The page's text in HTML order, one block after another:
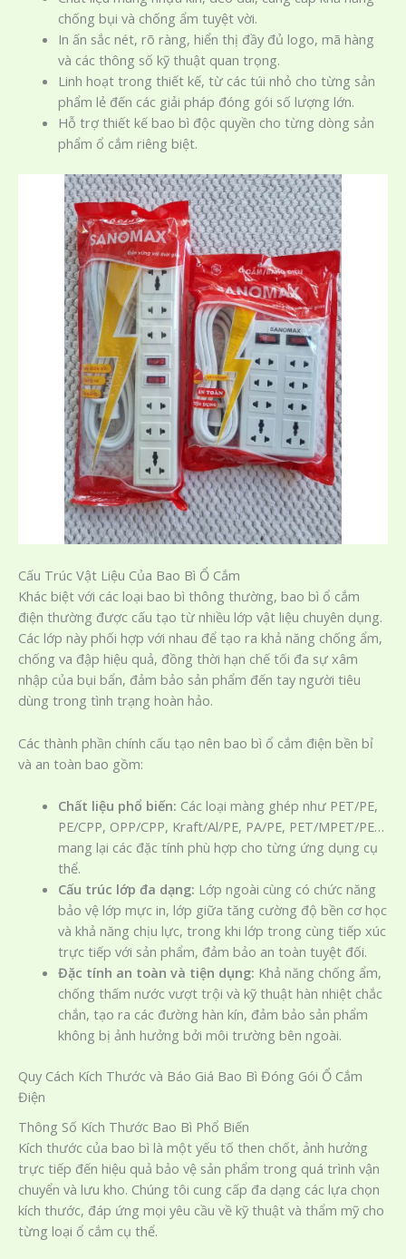
chống bụi và chống ẩm tuyệt vời.
In ấn sắc nét, rõ ràng, hiển thị đầy đủ logo, mã hàng
và các thông số kỹ thuật quan trọng.
Linh hoạt trong thiết kế, từ các túi nhỏ cho từng sản
phẩm lẻ đến các giải pháp đóng gói số lượng lớn.
Hỗ trợ thiết kế bao bì độc quyền cho từng dòng sản
phẩm ổ cắm riêng biệt.
Cấu Trúc Vật Liệu Của Bao Bì Ổ Cắm
Khác biệt với các loại bao bì thông thường, bao bì ổ cắm
điện thường được cấu tạo từ nhiều lớp vật liệu chuyên dụng.
Các lớp này phối hợp với nhau để tạo ra khả năng chống ẩm,
chống va đập hiệu quả, đồng thời hạn chế tối đa sự xâm
nhập của bụi bẩn, đảm bảo sản phẩm đến tay người tiêu
dùng trong tình trạng hoàn hảo.
Các thành phần chính cấu tạo nên bao bì ổ cắm điện bền bỉ
và an toàn bao gồm:
Chất liệu phổ biến: Các loại màng ghép như PET/PE,
PE/CPP, OPP/CPP, Kraft/Al/PE, PA/PE, PET/MPET/PE…
mang lại các đặc tính phù hợp cho từng ứng dụng cụ
thể.
Cấu trúc lớp đa dạng: Lớp ngoài cùng có chức năng
bảo vệ lớp mực in, lớp giữa tăng cường độ bền cơ học
và khả năng chịu lực, trong khi lớp trong cùng tiếp xúc
trực tiếp với sản phẩm, đảm bảo an toàn tuyệt đối.
Đặc tính an toàn và tiện dụng: Khả năng chống ẩm,
chống thấm nước vượt trội và kỹ thuật hàn nhiệt chắc
chắn, tạo ra các đường hàn kín, đảm bảo sản phẩm
không bị ảnh hưởng bởi môi trường bên ngoài.
Quy Cách Kích Thước và Báo Giá Bao Bì Đóng Gói Ổ Cắm
Điện
Thông Số Kích Thước Bao Bì Phổ Biến
Kích thước của bao bì là một yếu tố then chốt, ảnh hưởng
trực tiếp đến hiệu quả bảo vệ sản phẩm trong quá trình vận
chuyển và lưu kho. Chúng tôi cung cấp đa dạng các lựa chọn
kích thước, đáp ứng mọi yêu cầu về kỹ thuật và thẩm mỹ cho
từng loại ổ cắm cụ thể.